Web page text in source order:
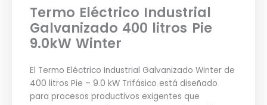
Termo Eléctrico Industrial
Galvanizado 400 litros Pie
9.0kW Winter
El Termo Eléctrico Industrial Galvanizado Winter de
400 litros Pie – 9.0 kW Trifásico está diseñado
para procesos productivos exigentes que